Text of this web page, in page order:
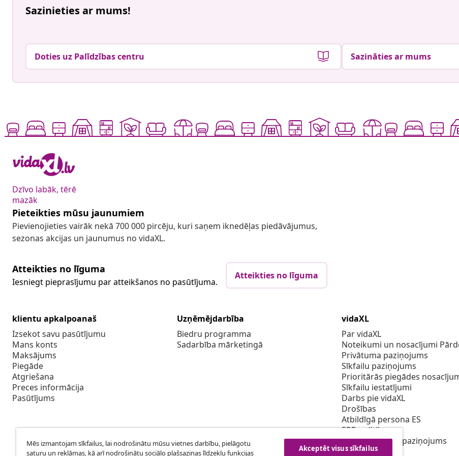
Sazinieties ar mums!
Doties uz Palīdzības centru Sazināties ar mums
Dzīvo labāk, tērē
mazāk
Pieteikties mūsu jaunumiem
Pievienojieties vairāk nekā 700 000 pircēju, kuri saņem iknedēļas piedāvājumus,
sezonas akcijas un jaunumus no vidaXL.
Atteikties no līguma
Iesniegt pieprasījumu par atteikšanos no pasūtījuma.
Atteikties no līguma
klientu apkalpoanaš
Izsekot savu pasūtījumu
Mans konts
Maksājums
Piegāde
Atgriešana
Preces informācija
Pasūtījums
Uzņēmējdarbība
Biedru programma
Sadarbība mārketingā
vidaXL
Par vidaXL
Noteikumi un nosacījumi
Privātuma paziņojums
Sīkfailu paziņojums
Prioritārās piegādes
Sīkfailu iestatījumi
Darbs pie vidaXL
Drošības
Atbildīgā persona ES
EPR politiku
Piekļūstamības paziņojums
Mēs izmantojam sīkfailus, lai nodrošinātu mūsu vietnes darbību, pielāgotu
saturu un reklāmas, kā arī nodrošinātu sociālo plašsaziņas līdzekļu funkcijas
Akceptēt visus sīkfailus